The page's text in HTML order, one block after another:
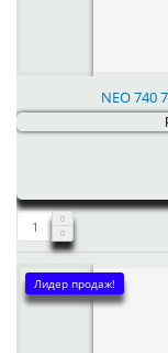
NEO 740
Лидер продаж!